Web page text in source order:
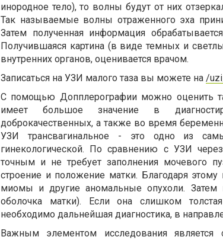
инородное тело), то волны будут от них
Так называемые волны отраженного эха
Затем полученная информация
Получившаяся картина (в виде темных и
внутренних органов, оценивается врачом.
Записаться на УЗИ малого таза вы можете на /
С помощью Допплерографии можно оценить
имеет большое значение в
доброкачественных, а также во время
УЗИ трансвагинальное - это одно из
гинекологической. По сравнению с УЗИ
точным и не требует заполнения мочевого
строение и положение матки. Благодаря
миомы и другие аномальные опухоли. Затем
оболочка матки). Если она слишком
необходимо дальнейшая диагностика, в
Важным элементом исследования является